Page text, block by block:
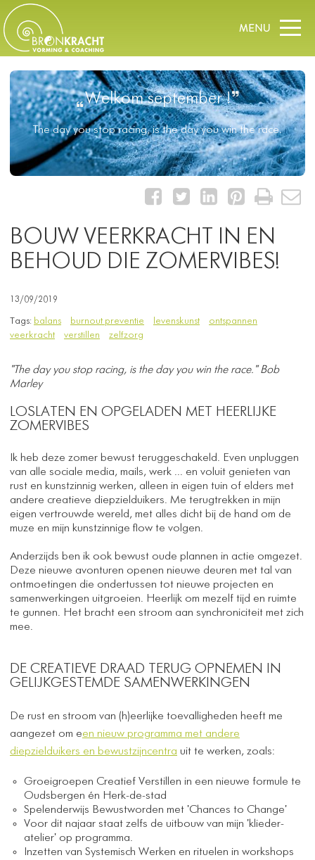
Welkom september !
The day you stop racing, is the day you win the race.
BOUW VEERKRACHT IN EN
BEHOUD DIE ZOMERVIBES!
13/09/2019
Tags: balans burnout preventie levenskunst
ontspannen
veerkracht
verstillen zelfzorg
"The day you stop racing, is the day you win the race." Bob
Marley
LOSLATEN EN OPGELADEN MET HEERLIJKE
ZOMERVIBES
Ik heb deze zomer bewust teruggeschakeld. Even unpluggen
van alle sociale media, mails, werk ... en voluit genieten van
rust en kunstzinnig werken, alleen in eigen tuin of elders met
andere creatieve diepzielduikers. Me terugtrekken in mijn
eigen vertrouwde wereld, met alles dicht bij de hand om de
muze en mijn kunstzinnige flow te volgen.
Anderzijds ben ik ook bewust oude plannen in actie omgezet.
Deze nieuwe avonturen openen nieuwe deuren met tal van
ontmoetingen die ondertussen tot nieuwe projecten en
samenwerkingen uitgroeien. Heerlijk om mezelf tijd en ruimte
te gunnen. Het bracht een stroom aan synchroniciteit met zich
mee.
DE CREATIEVE DRAAD TERUG OPNEMEN IN
GELIJKGESTEMDE SAMENWERKINGEN
De rust en stroom van (h)eerlijke toevalligheden heeft me
aangezet om een nieuw programma met andere
diepzielduikers en bewustzijncentra uit te werken, zoals:
Groeigroepen Creatief Verstillen in een nieuwe formule te
Oudsbergen én Herk-de-stad
Spelenderwijs Bewustworden met 'Chances to Change'
Voor dit najaar staat zelfs de uitbouw van mijn 'klieder-
atelier' op programma.
Inzetten van Systemisch Werken en rituelen in workshops